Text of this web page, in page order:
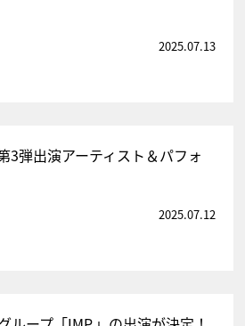
2025.07.13
3弾出演アーティスト＆パフォ
2025.07.12